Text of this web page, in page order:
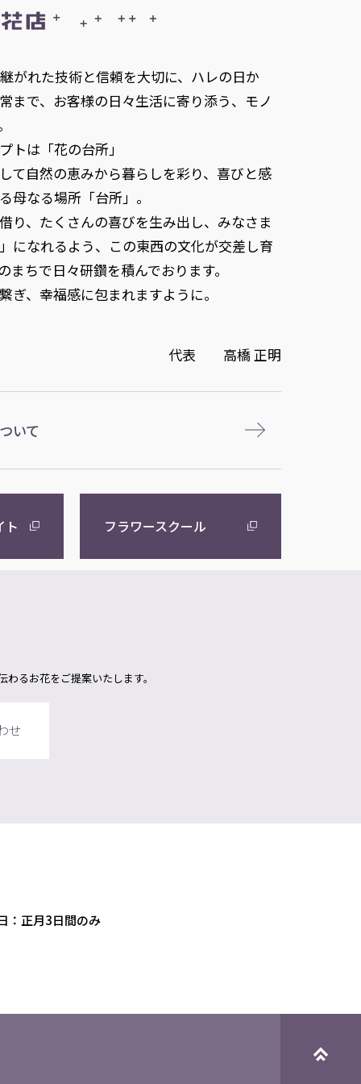
がれた技術と信頼を大切に、ハレの日か
まで、お客様の日々生活に寄り添う、モノ
花の台所」
て自然の恵みから暮らしを彩り、喜びと感
母なる場所「台所」。
り、たくさんの喜びを生み出し、みなさま
になれるよう、この東西の文化が交差し育
まちで日々研鑽を積んでおります。
ぎ、幸福感に包まれますように。
代表 高橋 正明
いて
ト フラワースクール
るお花をご提案いたします。
せ
：正月3日間のみ